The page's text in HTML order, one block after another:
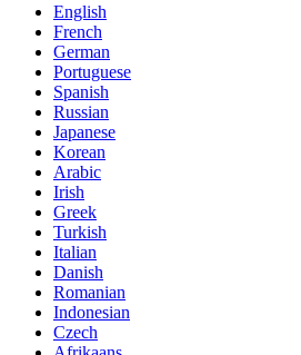
English
French
German
Portuguese
Spanish
Russian
Japanese
Korean
Arabic
Irish
Greek
Turkish
Italian
Danish
Romanian
Indonesian
Czech